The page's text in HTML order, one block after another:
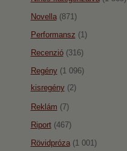
Novella(871)
Performansz (1)
Recenzió(316)
Regény(1 096)
kisregény(2)
Reklám (7)
Riport(467)
Rövidpróza(1 001)